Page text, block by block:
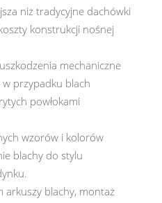
niż tradycyjne dachówki
konstrukcji nośnej
mechaniczne
w przypadku blach
powłokami
wzorów i kolorów
blachy do stylu
arkuszy blachy, montaż